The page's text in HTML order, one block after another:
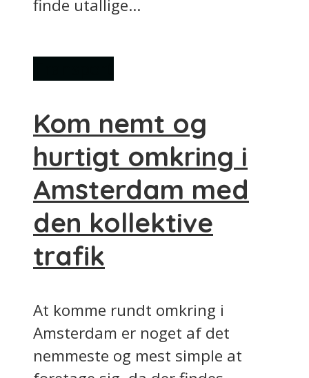
finde utallige...
Kom nemt og
hurtigt omkring i
Amsterdam med
den kollektive
trafik
At komme rundt omkring i
Amsterdam er noget af det
nemmeste og mest simple at